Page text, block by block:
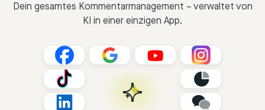
Dein gesamtes Kommentarmanagement – verwaltet von
KI in einer einzigen App.